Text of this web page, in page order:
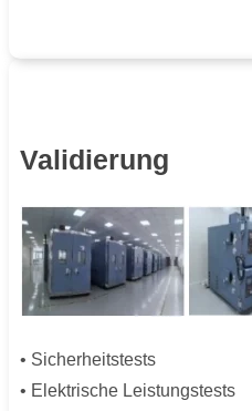
Validierung
• Sicherheitstests
• Elektrische Leistungstests